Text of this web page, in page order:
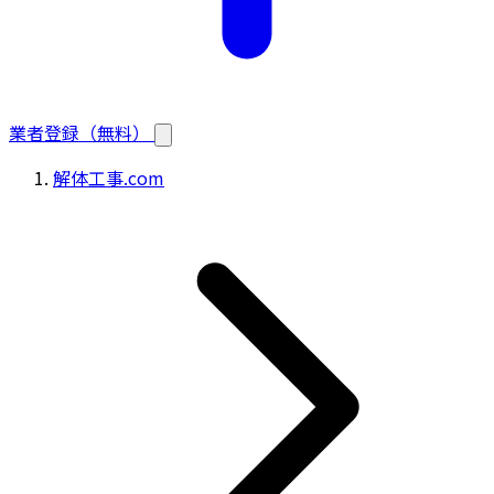
業者登録（無料）
解体工事.com